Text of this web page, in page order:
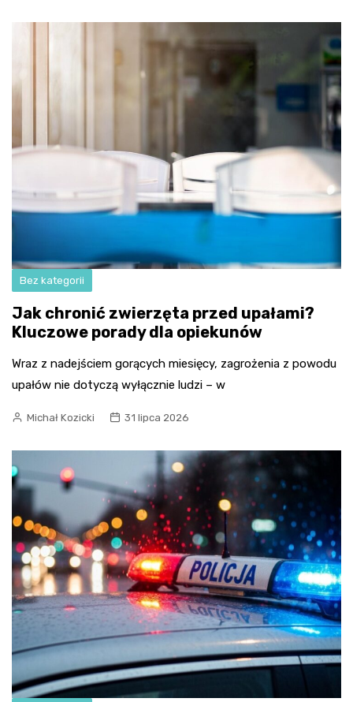
Bez kategorii
Jak chronić zwierzęta przed upałami?
Kluczowe porady dla opiekunów
Wraz z nadejściem gorących miesięcy, zagrożenia z powodu
upałów nie dotyczą wyłącznie ludzi – w
Michał Kozicki 31 lipca 2026